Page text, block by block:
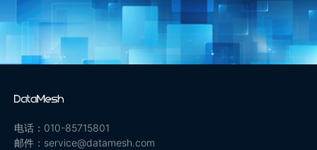
电话：010-85715801
邮件：service@datamesh.com